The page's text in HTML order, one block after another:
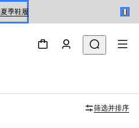
预约
筛选并排序